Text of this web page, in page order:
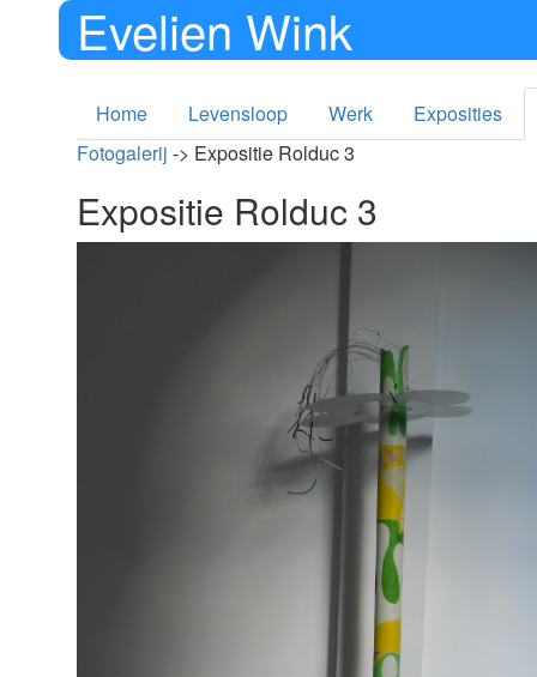
Evelien Wink
Home Levensloop Werk
Exposities
Fotogalerij -> Expositie Rolduc 3
Expositie Rolduc 3